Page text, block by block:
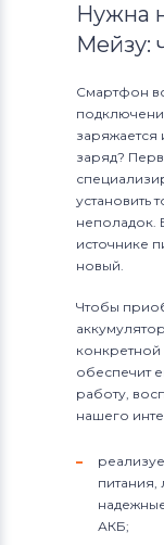
Нужна
Мейзу:
Смартфон
заряжается
заряд?
установить
неполадок.
источнике
новый.
Чтобы
конкретной
обеспечит
работу,
нашего
АКБ;